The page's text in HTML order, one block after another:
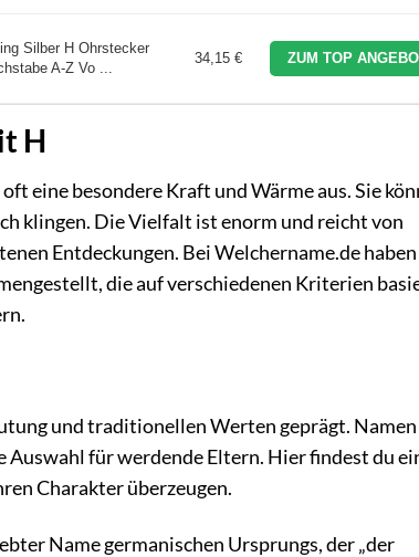
Silber H Ohrstecker
A-Z Vo ...
34,15 € ZUM TOP
H
eine besondere Kraft und Wärme aus. Sie
klingen. Die Vielfalt ist enorm und reicht von
Entdeckungen. Bei Welchername.de
die auf verschiedenen Kriterien
und traditionellen Werten geprägt.
für werdende Eltern. Hier findest du
Charakter überzeugen.
Name germanischen Ursprungs, der „der